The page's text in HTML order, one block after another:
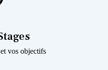
vos objectifs